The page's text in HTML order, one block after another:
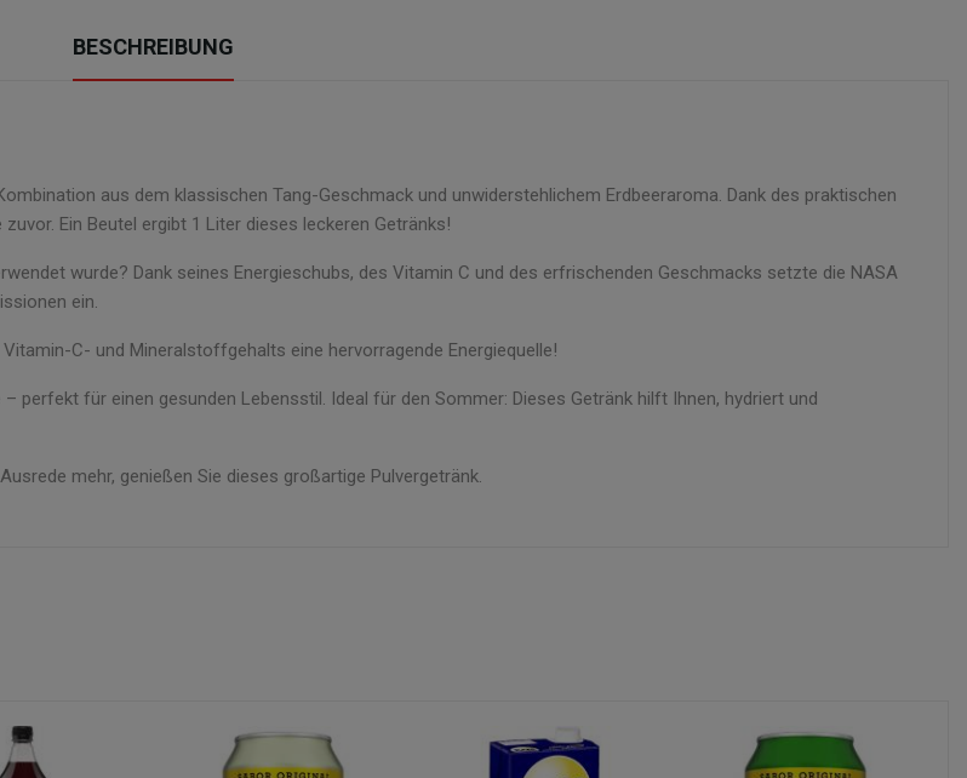
BESCHREIBUNG
aus dem klassischen Tang-Geschmack und unwiderstehlichem Erdbeeraroma. Dank des praktischen
Ein Beutel ergibt 1 Liter dieses leckeren Getränks!
wurde? Dank seines Energieschubs, des Vitamin C und des erfrischenden Geschmacks setzte die NASA
ein.
C- und Mineralstoffgehalts eine hervorragende Energiequelle!
perfekt für einen gesunden Lebensstil. Ideal für den Sommer: Dieses Getränk hilft Ihnen, hydriert und
mehr, genießen Sie dieses großartige Pulvergetränk.